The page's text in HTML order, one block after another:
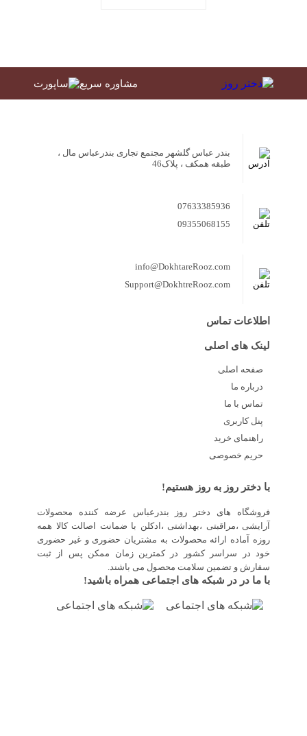
مشاوره سریع
بندر عباس گلشهر مجتمع تجاری بندرعباس مال ،
طبقه همکف ، پلاک46
07633385936
09355068155
info@DokhtareRooz.com
Support@DokhtreRooz.com
اطلاعات تماس
لینک های اصلی
صفحه اصلی
درباره ما
تماس با ما
پنل کاربری
راهنمای خرید
حریم خصوصی
با دختر روز به روز هستیم!
فروشگاه های دختر روز بندرعباس عرضه کننده محصولات
آرایشی ،مراقبتی ،بهداشتی ،ادکلن با ضمانت اصالت کالا همه
روزه آماده ارائه محصولات به مشتریان حضوری و غیر حضوری
خود در سراسر کشور در کمترین زمان ممکن پس از ثبت
سفارش و تضمین سلامت محصول می باشند.
با ما در در شبکه های اجتماعی همراه باشید!